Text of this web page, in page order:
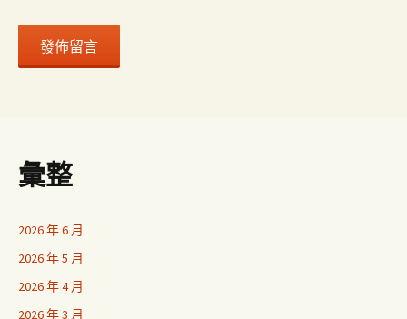
彙整
2026 年 6 月
2026 年 5 月
2026 年 4 月
2026 年 3 月